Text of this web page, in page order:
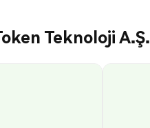
Teknoloji A.Ş.